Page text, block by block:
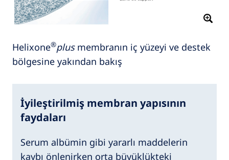
Helixone®plusmembranın iç yüzeyi ve destek
bölgesine yakından bakış
İyileştirilmiş membran yapısının
faydaları
Serum albümin gibi yararlı maddelerin
kaybı önlenirken orta büyüklükteki